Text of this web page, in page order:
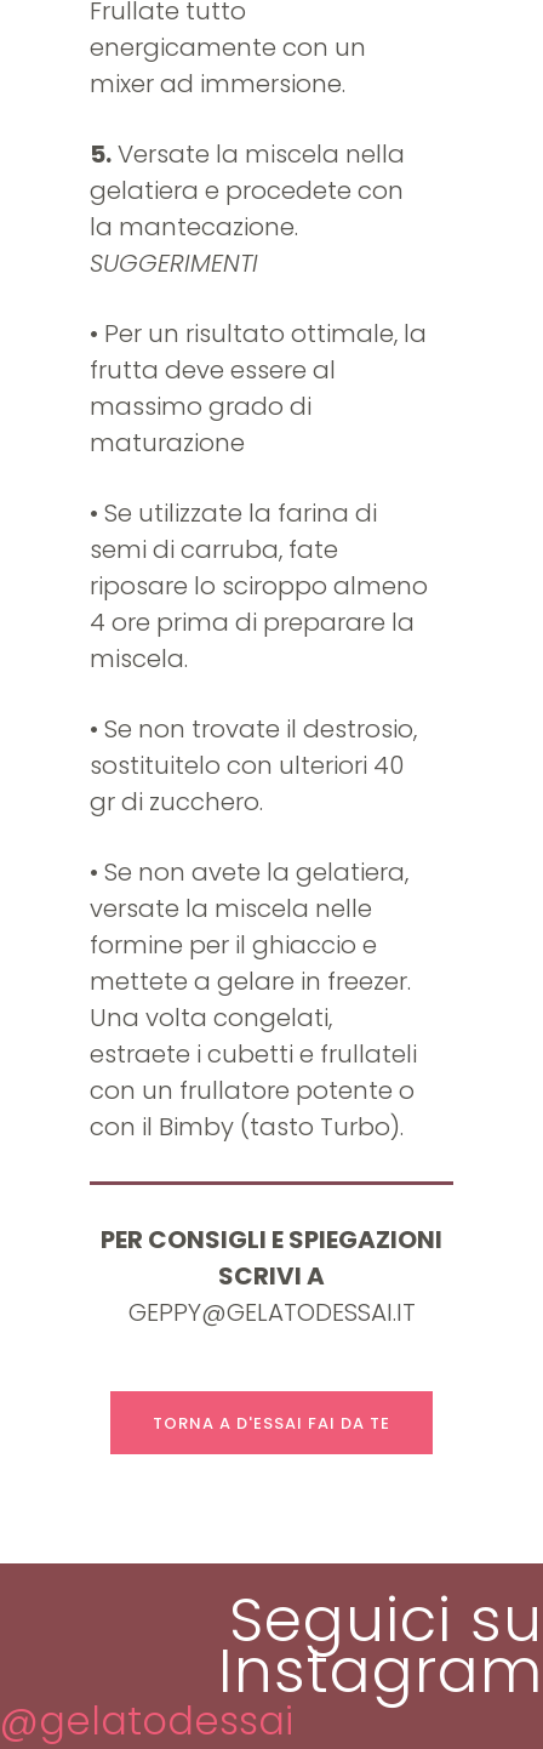
Frullate tutto
energicamente con un
mixer ad immersione.
5.Versate la miscela nella
gelatiera e procedete con
la mantecazione.
SUGGERIMENTI
• Per un risultato ottimale, la
frutta deve essere al
massimo grado di
maturazione
• Se utilizzate la farina di
semi di carruba, fate
riposare lo sciroppo almeno
4 ore prima di preparare la
miscela.
• Se non trovate il destrosio,
sostituitelo con ulteriori 40
gr di zucchero.
• Se non avete la gelatiera,
versate la miscela nelle
formine per il ghiaccio e
mettete a gelare in freezer.
Una volta congelati,
estraete i cubetti e frullateli
con un frullatore potente o
con il Bimby (tasto Turbo).
PER CONSIGLI E SPIEGAZIONI
SCRIVI A
GEPPY@GELATODESSAI.IT
TORNA A D'ESSAI FAI DA TE
Seguici su
Instagram
@gelatodessai